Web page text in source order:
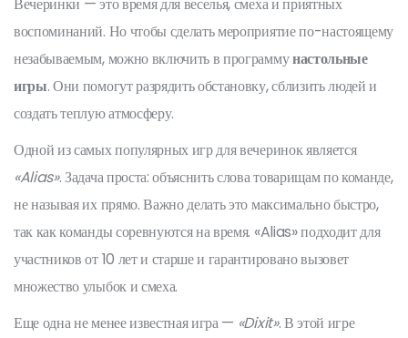
воспоминаний. Но чтобы сделать мероприятие по-настоящему
незабываемым, можно включить в программунастольные
игры. Они помогут разрядить обстановку, сблизить людей и
создать теплую атмосферу.
Одной из самых популярных игр для вечеринок является
«Alias». Задача проста: объяснить слова товарищам по команде,
не называя их прямо. Важно делать это максимально быстро,
так как команды соревнуются на время. «Alias» подходит для
участников от 10 лет и старше и гарантировано вызовет
множество улыбок и смеха.
Еще одна не менее известная игра — «Dixit». В этой игре